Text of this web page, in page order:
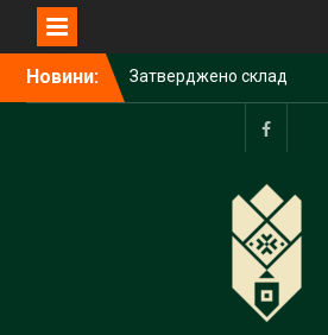
Новини:
Затверджено склад
Наглядової ради
Прикарпатського
університету імені Василя
З Різдвом Христовим!
З НОВИМ РОКОМ!
facebook